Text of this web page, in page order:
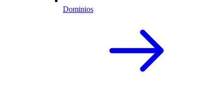
Dominios